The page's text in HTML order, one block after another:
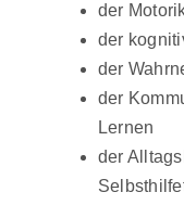
der
der
der
der
Lernen
der